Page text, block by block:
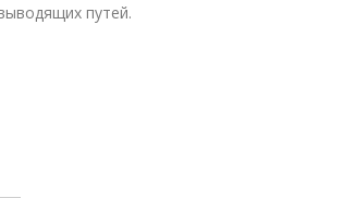
путей.